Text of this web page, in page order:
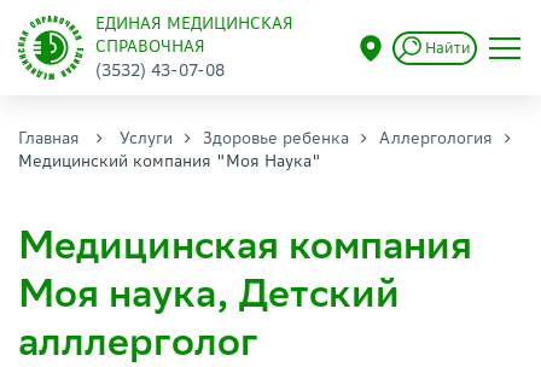
ЕДИНАЯ МЕДИЦИНСКАЯ
СПРАВОЧНАЯ
(3532) 43-07-08
Найти
Главная Услуги Здоровье ребенка
Аллергология
Медицинский компания "Моя Наука"
Медицинская компания
Моя наука, Детский
алллерголог